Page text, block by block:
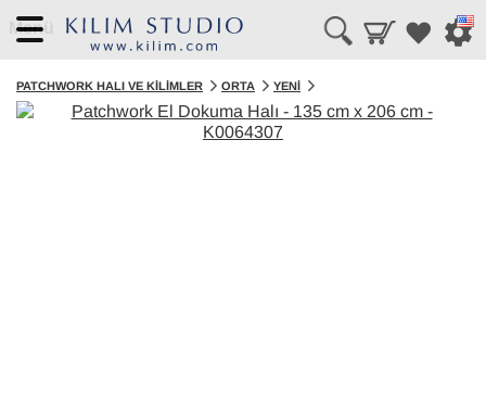
Menü
PATCHWORK HALI VE KILIMLER ORTA YENI